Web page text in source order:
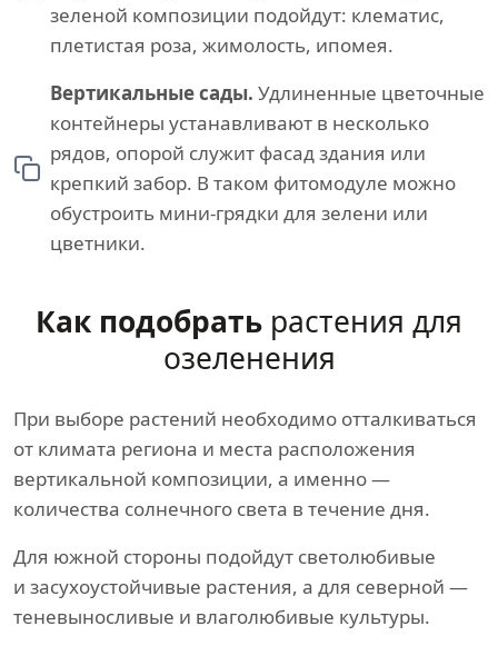
зеленой композиции подойдут: клематис,
плетистая роза, жимолость, ипомея.
Вертикальные сады. Удлиненные цветочные
контейнеры устанавливают в несколько
рядов, опорой служит фасад здания или
крепкий забор. В таком фитомодуле можно
обустроить мини-грядки для зелени или
цветники.
Как подобрать растения для
озеленения
При выборе растений необходимо отталкиваться
от климата региона и места расположения
вертикальной композиции, а именно —
количества солнечного света в течение дня.
Для южной стороны подойдут светолюбивые
и засухоустойчивые растения, а для северной —
теневыносливые и влаголюбивые культуры.